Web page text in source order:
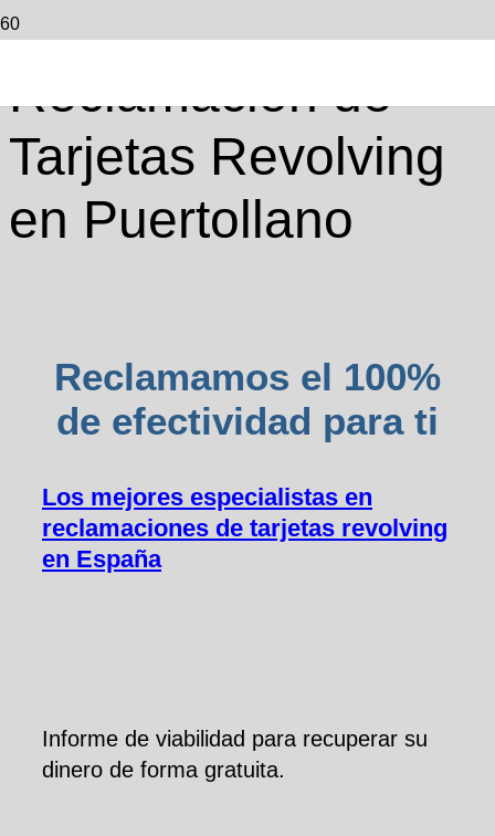
Reclamación de
Tarjetas Revolving
en Puertollano
Reclamamos el 100%
de efectividad para ti
Los mejores especialistas en
reclamaciones de tarjetas revolving
en España
Informe de viabilidad para recuperar su
dinero de forma gratuita.